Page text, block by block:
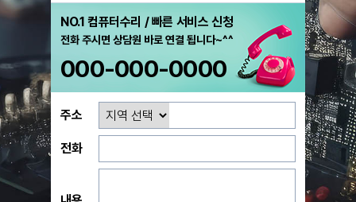
NO.1 컴퓨터수리 / 빠른 서비스 신청
전화 주시면 상담원 바로 연결 됩니다~^^
000-000-0000
주소
전화